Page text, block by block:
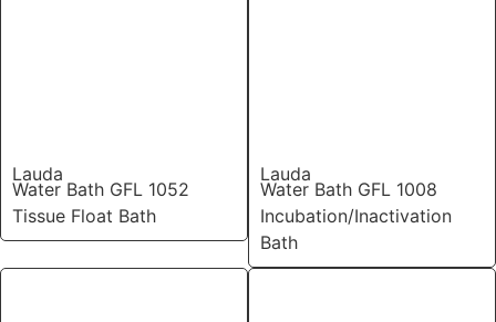
Lauda
Water Bath GFL 1052
Tissue Float Bath
Lauda
Water Bath GFL 1008
Incubation/Inactivation
Bath